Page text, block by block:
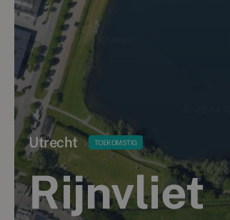
Utrecht TOEKOMSTIG
Rijnvliet